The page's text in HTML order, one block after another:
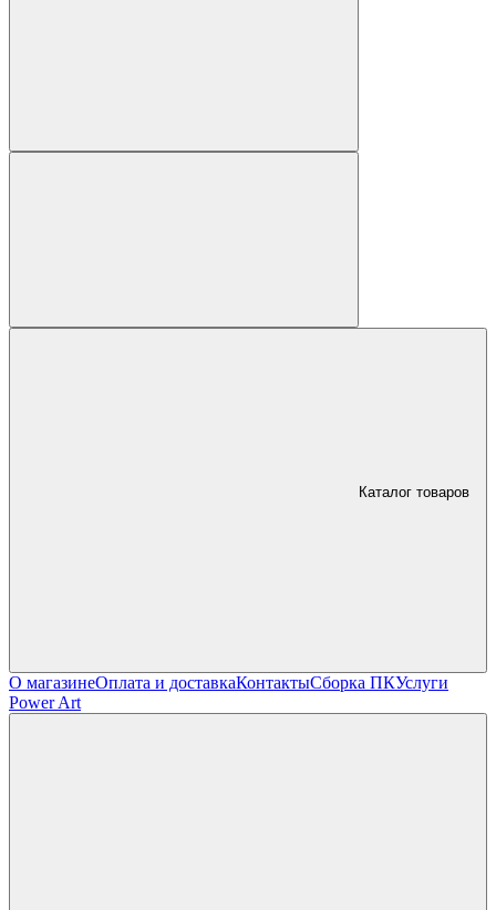
Каталог товаров
О магазинеОплата и доставкаКонтактыСборка ПКУслуги
Power Art